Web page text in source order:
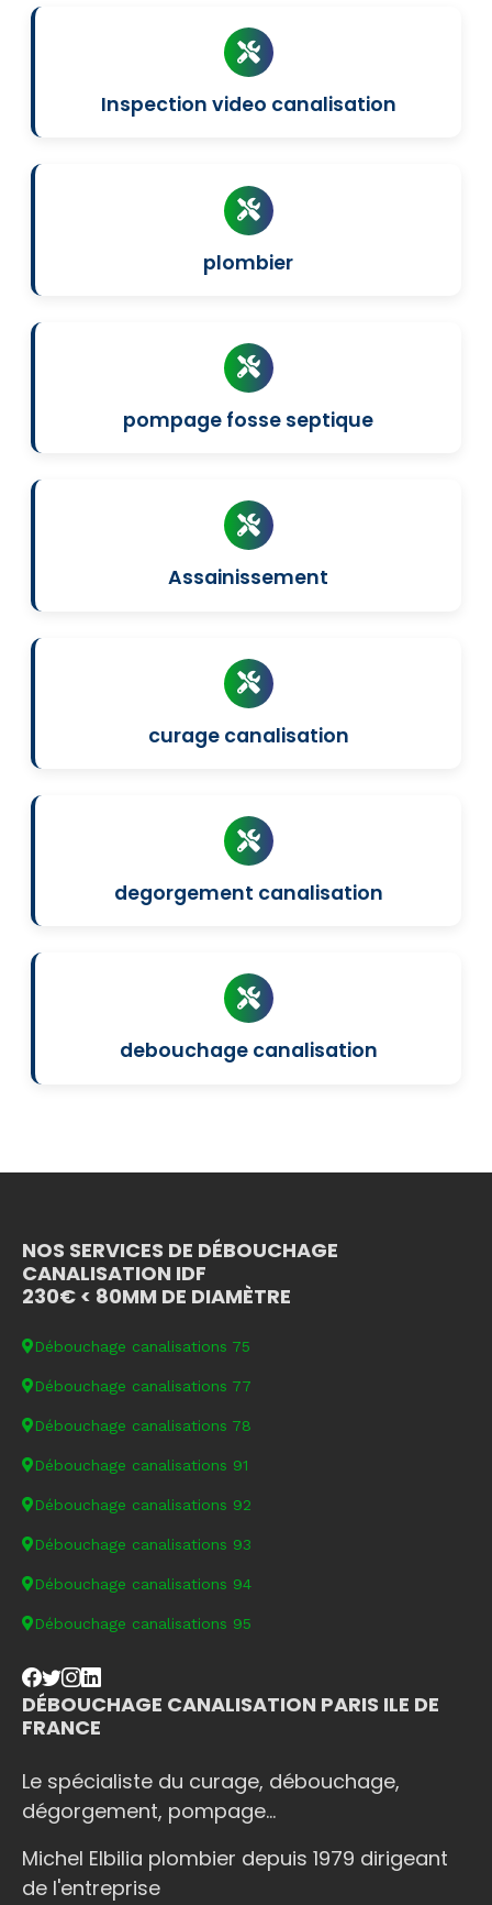
Inspection video canalisation
plombier
pompage fosse septique
Assainissement
curage canalisation
degorgement canalisation
debouchage canalisation
NOS SERVICES DE DÉBOUCHAGE
CANALISATION IDF
230€ < 80MM DE DIAMÈTRE
Débouchage canalisations 75
Débouchage canalisations 77
Débouchage canalisations 78
Débouchage canalisations 91
Débouchage canalisations 92
Débouchage canalisations 93
Débouchage canalisations 94
Débouchage canalisations 95
DÉBOUCHAGE CANALISATION PARIS ILE DE
FRANCE
Le spécialiste du curage, débouchage,
dégorgement, pompage...
Michel Elbilia plombier depuis 1979 dirigeant
de l'entreprise